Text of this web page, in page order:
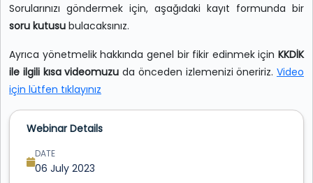
Sorularınızı göndermek için, aşağıdaki kayıt formunda bir
soru kutusu bulacaksınız.
Ayrıca yönetmelik hakkında genel bir fikir edinmek için KKDİK
ile ilgili kısa videomuzu da önceden izlemenizi öneririz. Video
için lütfen tıklayınız
Webinar Details
DATE
06 July 2023